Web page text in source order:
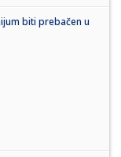
biti prebačen u